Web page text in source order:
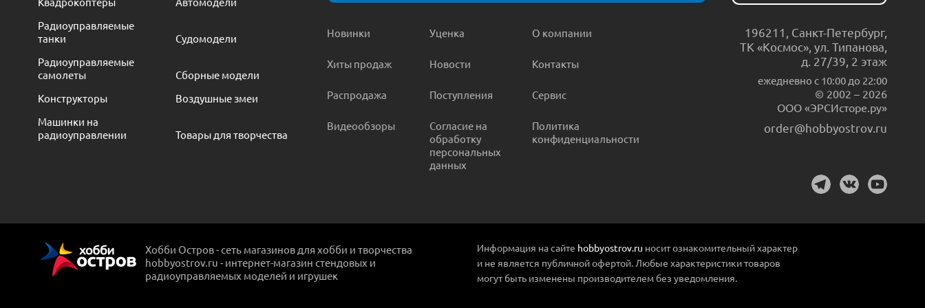
Радиоуправляемые
танки
Судомодели
Радиоуправляемые
самолеты
Сборные модели
Конструкторы
Воздушные змеи
Машинки на
радиоуправлении
Товары для творчества
Новинки
Хиты продаж
Распродажа
Видеообзоры
Уценка
Новости
Поступления
Согласие на
обработку
персональных
данных
О компании
Контакты
Сервис
Политика
конфиденциальности
196211 Санкт-Петербург,
ТК «Космос», ул. Типанова,
д. 27/39, 2 этаж
ежедневно c 10:00 до 22:00
© 2002 – 2026
ООО «ЭРСИсторе.ру»
order@hobbyostrov.ru
Хобби Остров - сеть магазинов для хобби и творчества
hobbyostrov.ru - интернет-магазин стендовых и
радиоуправляемых моделей и игрушек
Информация на сайте hobbyostrov.ru носит ознакомительный характер
и не является публичной офертой. Любые характеристики товаров
могут быть изменены производителем без уведомления.